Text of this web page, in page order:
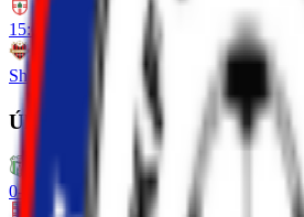
15:00
Shkendija Haracine
Últimos 5 jogos
0- 5